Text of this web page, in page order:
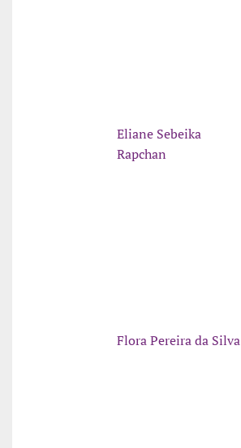
Eliane Sebeika
Rapchan
Flora Pereira da Silva